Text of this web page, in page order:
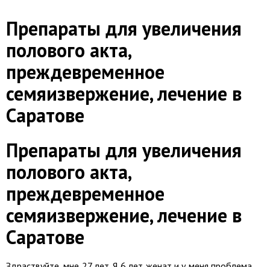
Препараты для увеличения
полового акта,
преждевременное
семяизвержение, лечение в
Саратове
Препараты для увеличения
полового акта,
преждевременное
семяизвержение, лечение в
Саратове